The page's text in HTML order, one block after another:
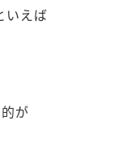
いえば
が